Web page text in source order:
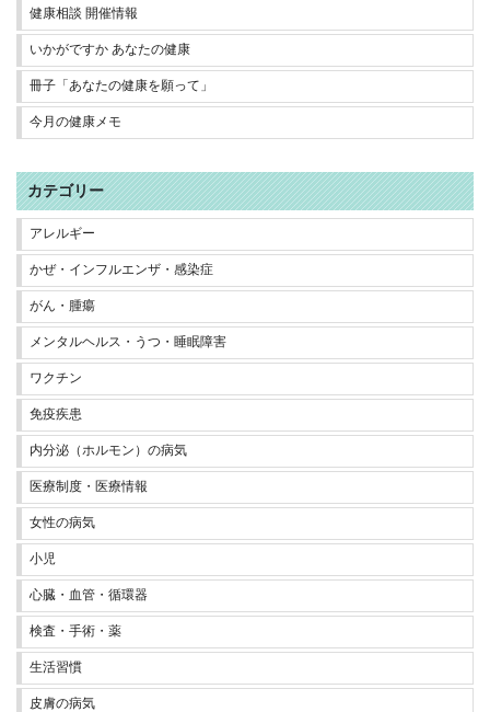
健康相談 開催情報
いかがですか あなたの健康
冊子「あなたの健康を願って」
今月の健康メモ
カテゴリー
アレルギー
かぜ・インフルエンザ・感染症
がん・腫瘍
メンタルヘルス・うつ・睡眠障害
ワクチン
免疫疾患
内分泌（ホルモン）の病気
医療制度・医療情報
女性の病気
小児
心臓・血管・循環器
検査・手術・薬
生活習慣
皮膚の病気